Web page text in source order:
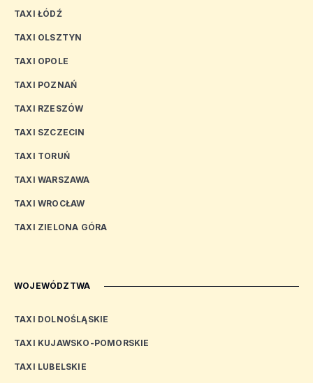
TAXI ŁÓDŹ
TAXI OLSZTYN
TAXI OPOLE
TAXI POZNAŃ
TAXI RZESZÓW
TAXI SZCZECIN
TAXI TORUŃ
TAXI WARSZAWA
TAXI WROCŁAW
TAXI ZIELONA GÓRA
WOJEWÓDZTWA
TAXI DOLNOŚLĄSKIE
TAXI KUJAWSKO-POMORSKIE
TAXI LUBELSKIE